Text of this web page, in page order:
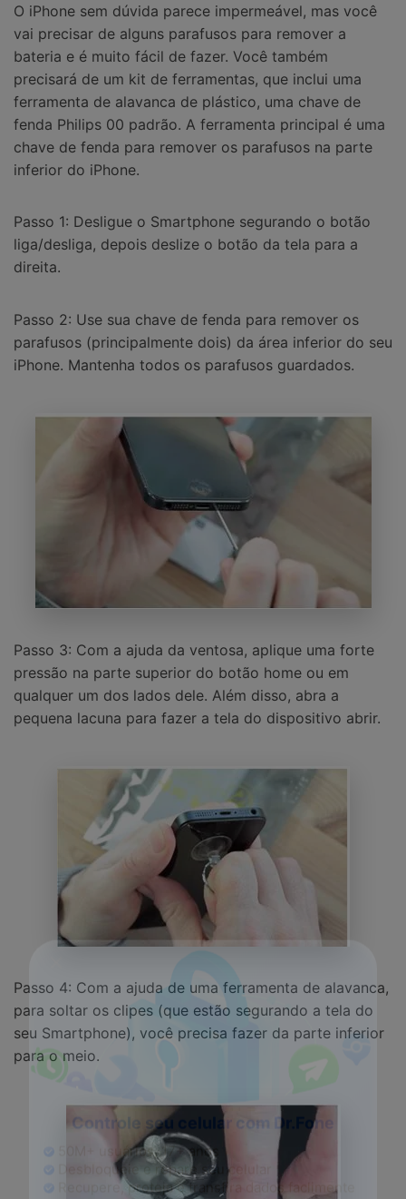
Controle seu celular com Dr.Fone
50M+ usuários, 17+ anos
O iPhone sem dúvida parece impermeável, mas você
vai precisar de alguns parafusos para remover a
bateria e é muito fácil de fazer. Você também
precisará de um kit de ferramentas, que inclui uma
ferramenta de alavanca de plástico, uma chave de
fenda Philips 00 padrão. A ferramenta principal é uma
chave de fenda para remover os parafusos na parte
inferior do iPhone.
Passo 1: Desligue o Smartphone segurando o botão
liga/desliga, depois deslize o botão da tela para a
direita.
Passo 2: Use sua chave de fenda para remover os
parafusos (principalmente dois) da área inferior do seu
iPhone. Mantenha todos os parafusos guardados.
Passo 3: Com a ajuda da ventosa, aplique uma forte
pressão na parte superior do botão home ou em
qualquer um dos lados dele. Além disso, abra a
pequena lacuna para fazer a tela do dispositivo abrir.
Passo 4: Com a ajuda de uma ferramenta de alavanca,
para soltar os clipes (que estão segurando a tela do
seu Smartphone), você precisa fazer da parte inferior
para o meio.